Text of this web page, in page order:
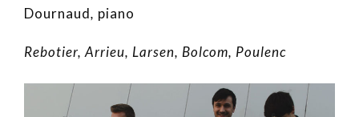
Dournaud, piano
Rebotier, Arrieu, Larsen, Bolcom, Poulenc